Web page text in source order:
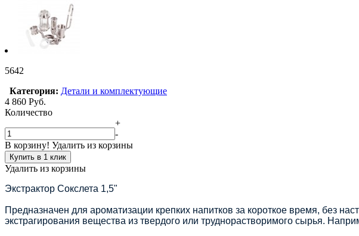
5642
Категория: Детали и комплектующие
4 860 Руб.
Количество
+
-
В корзину! Удалить из корзины
Купить в 1 клик
Удалить из корзины
Экстрактор Сокслета 1,5"
Предназначен для ароматизации крепких напитков за короткое время, без
экстрагирования вещества из твердого или труднорастворимого сырья.